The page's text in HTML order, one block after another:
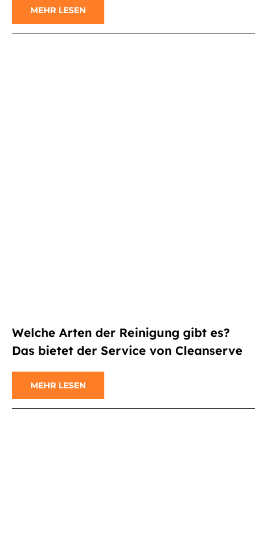
MEHR LESEN
Welche Arten der Reinigung gibt es?
Das bietet der Service von Cleanserve
MEHR LESEN